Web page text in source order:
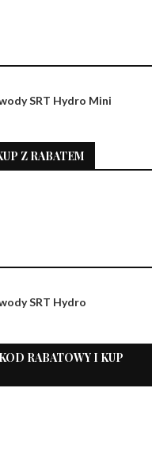
SRT Hydro Mini
Z RABATEM
SRT Hydro
RABATOWY I KUP